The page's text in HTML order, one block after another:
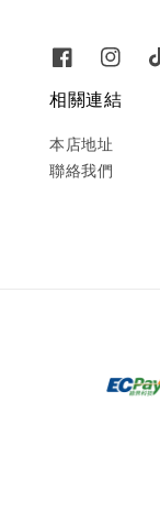
相關連結
本店地址
聯絡我們